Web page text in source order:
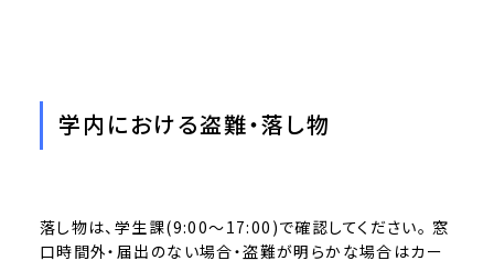
学内における盗難・落し物
落し物は、学生課(9:00～17:00)で確認してください。 窓
口時間外・届出のない場合・盗難が明らかな場合はカー